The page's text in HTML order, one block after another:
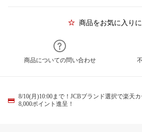
商品をお気に入り
商品についての問い合わせ
8/10(月)10:00まで！JCBブランド選択で楽天
8,000ポイント進呈！